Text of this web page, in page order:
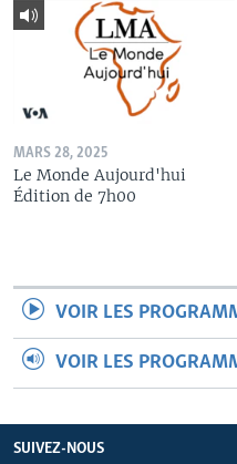
MARS 28, 2025
Le Monde Aujourd'hui
Édition de 7h00
VOIR LES
VOIR LES
SUIVEZ-NOUS